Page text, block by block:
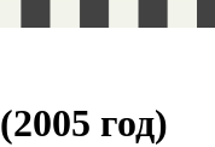
(2005 год)